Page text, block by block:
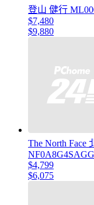
登山 健行
$7,480
$9,880
The North Face
NF0A8G4SAGG
$4,799
$6,075